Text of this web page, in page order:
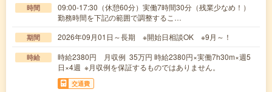
時間
09:00-17:30（休憩60分）実働7時間30分（残業少なめ！）
勤務時間を下記の範囲で調整するこ…
期間 2026年09月01日～長期 ※開始日相談OK ※9月～！
時給
時給2380円 月収例 35万円 時給2380円×実働7h30m×週5
日×4週 ※月収例を保証するものではありません。
交通費